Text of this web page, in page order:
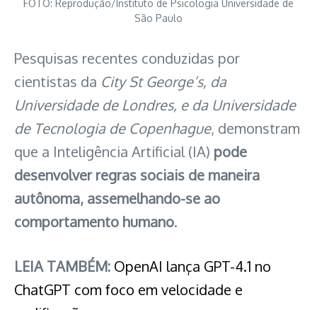
FOTO: Reprodução/Instituto de Psicologia Universidade de
São Paulo
Pesquisas recentes conduzidas por
cientistas da City St George’s, da
Universidade de Londres, e da Universidade
de Tecnologia de Copenhague, demonstram
que a Inteligência Artificial (IA) pode
desenvolver regras sociais de maneira
autônoma, assemelhando-se ao
comportamento humano.
LEIA TAMBÉM: OpenAI lança GPT-4.1 no
ChatGPT com foco em velocidade e